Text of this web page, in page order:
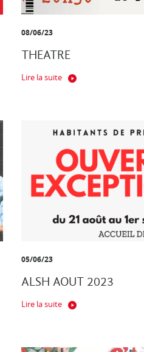
08/06/23
THEATRE
Lire la suite
05/06/23
ALSH AOUT 2023
Lire la suite